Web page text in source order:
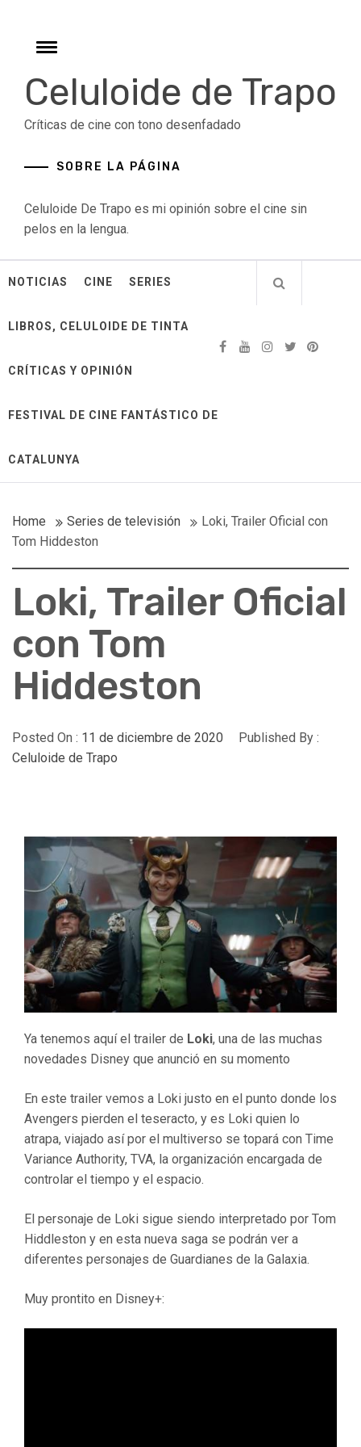
contentToggle
Celuloide de Trapo
Críticas de cine con tono desenfadado
SOBRE LA PÁGINA
Celuloide De Trapo es mi opinión sobre el cine sin
pelos en la lengua.
NOTICIAS CINE SERIES
LIBROS, CELULOIDE DE TINTA
CRÍTICAS Y OPINIÓN
FESTIVAL DE CINE FANTÁSTICO DE
CATALUNYA
Home Series de televisión
Loki, Trailer Oficial con
Tom Hiddeston
Loki, Trailer Oficial
con Tom
Hiddeston
Posted On : 11 de diciembre de 2020
Published By :
Celuloide de Trapo
Ya tenemos aquí el trailer de Loki, una de las muchas
novedades Disney que anunció en su momento
En este trailer vemos a Loki justo en el punto donde los
Avengers pierden el teseracto, y es Loki quien lo
atrapa, viajado así por el multiverso se topará con Time
Variance Authority, TVA, la organización encargada de
controlar el tiempo y el espacio.
El personaje de Loki sigue siendo interpretado por Tom
Hiddleston y en esta nueva saga se podrán ver a
diferentes personajes de Guardianes de la Galaxia.
Muy prontito en Disney+: